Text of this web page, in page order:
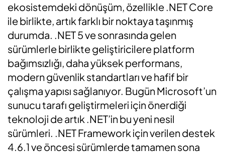
ekosistemdeki dönüşüm, özellikle .NET Core
ile birlikte, artık farklı bir noktaya taşınmış
durumda. .NET 5 ve sonrasında gelen
sürümlerle birlikte geliştiricilere platform
bağımsızlığı, daha yüksek performans,
modern güvenlik standartları ve hafif bir
çalışma yapısı sağlanıyor. Bugün Microsoft’un
sunucu tarafı geliştirmeleri için önerdiği
teknoloji de artık .NET’in bu yeni nesil
sürümleri. .NET Framework için verilen destek
4.6.1 ve öncesi sürümlerde tamamen sona